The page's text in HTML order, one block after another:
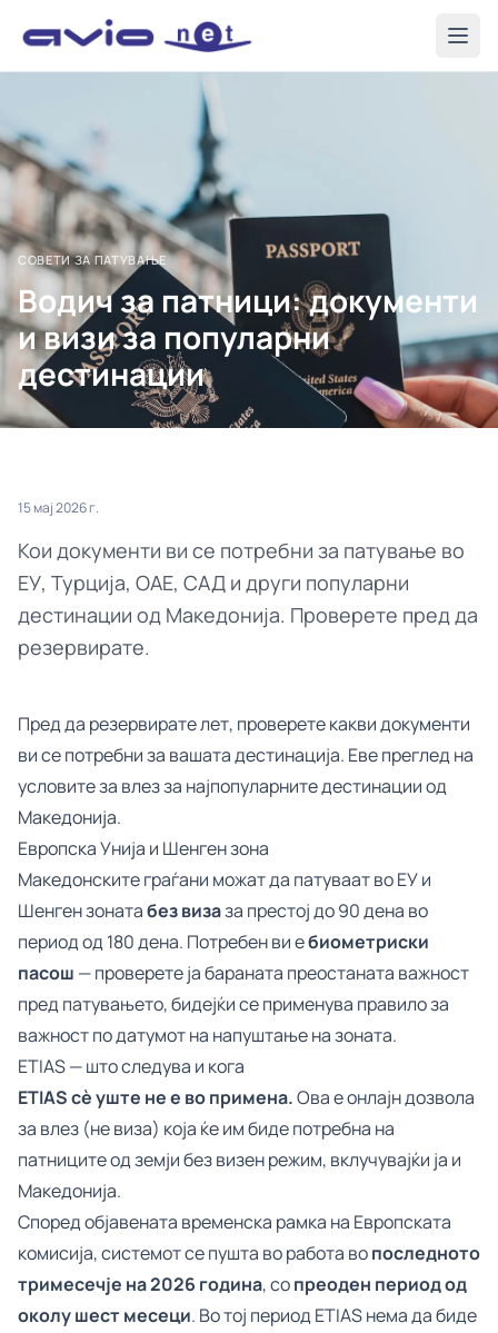
СОВЕТИ ЗА ПАТУВАЊЕ
Водич за патници: документи
и визи за популарни
дестинации
15 мај 2026 г.
Кои документи ви се потребни за патување во
ЕУ, Турција, ОАЕ, САД и други популарни
дестинации од Македонија. Проверете пред да
резервирате.
Пред да резервирате лет, проверете какви документи
ви се потребни за вашата дестинација. Еве преглед на
условите за влез за најпопуларните дестинации од
Македонија.
Европска Унија и Шенген зона
Македонските граѓани можат да патуваат во ЕУ и
Шенген зонатабез визаза престој до 90 дена во
период од 180 дена. Потребен ви ебиометриски
пасош — проверете ја бараната преостаната важност
пред патувањето, бидејќи се применува правило за
важност по датумот на напуштање на зоната.
ETIAS — што следува и кога
ETIAS сè уште не е во примена.Ова е онлајн дозвола
за влез (не виза) која ќе им биде потребна на
патниците од земји без визен режим, вклучувајќи ја и
Македонија.
Според објавената временска рамка на Европската
комисија, системот се пушта во работа вопоследното
тримесечје на 2026 година, сопреоден период од
околу шест месеци. Во тој период ETIAS нема да биде